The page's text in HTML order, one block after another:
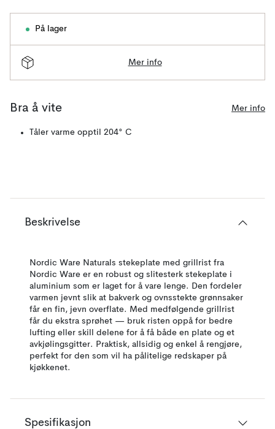
På lager
Mer info
Bra å vite Mer info
Tåler varme opptil 204° C
Beskrivelse
Nordic Ware Naturals stekeplate med grillrist fra
Nordic Ware er en robust og slitesterk stekeplate i
aluminium som er laget for å vare lenge. Den fordeler
varmen jevnt slik at bakverk og ovnsstekte grønnsaker
får en fin, jevn overflate. Med medfølgende grillrist
får du ekstra sprøhet — bruk risten oppå for bedre
lufting eller skill delene for å få både en plate og et
avkjølingsgitter. Praktisk, allsidig og enkel å rengjøre,
perfekt for den som vil ha pålitelige redskaper på
kjøkkenet.
Spesifikasjon